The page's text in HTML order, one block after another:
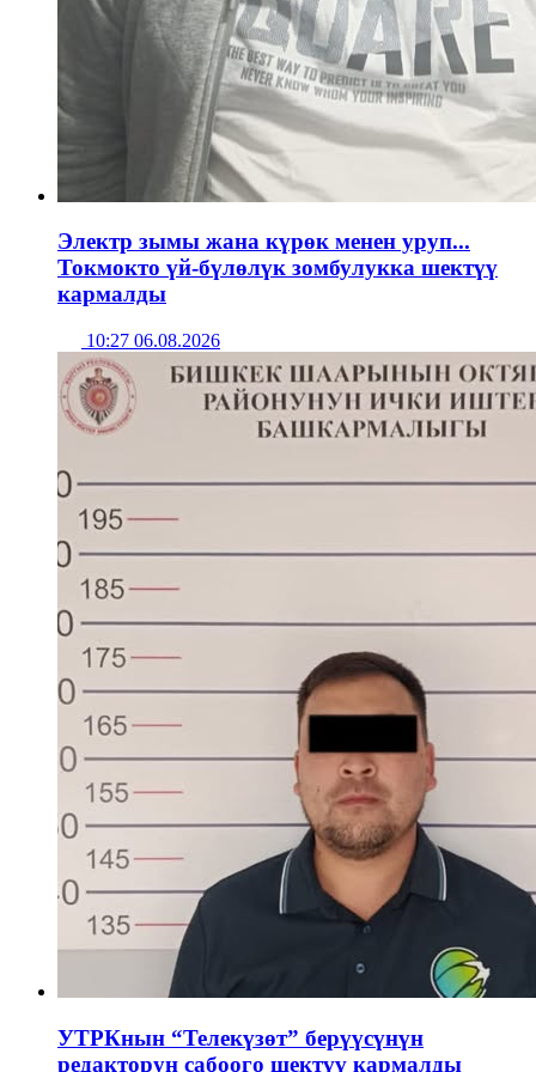
Электр зымы жана күрөк менен уруп...
Токмокто үй-бүлөлүк зомбулукка шектүү
кармалды
10:27 06.08.2026
УТРКнын “Телекүзөт” берүүсүнүн
редакторун сабоого шектүү кармалды